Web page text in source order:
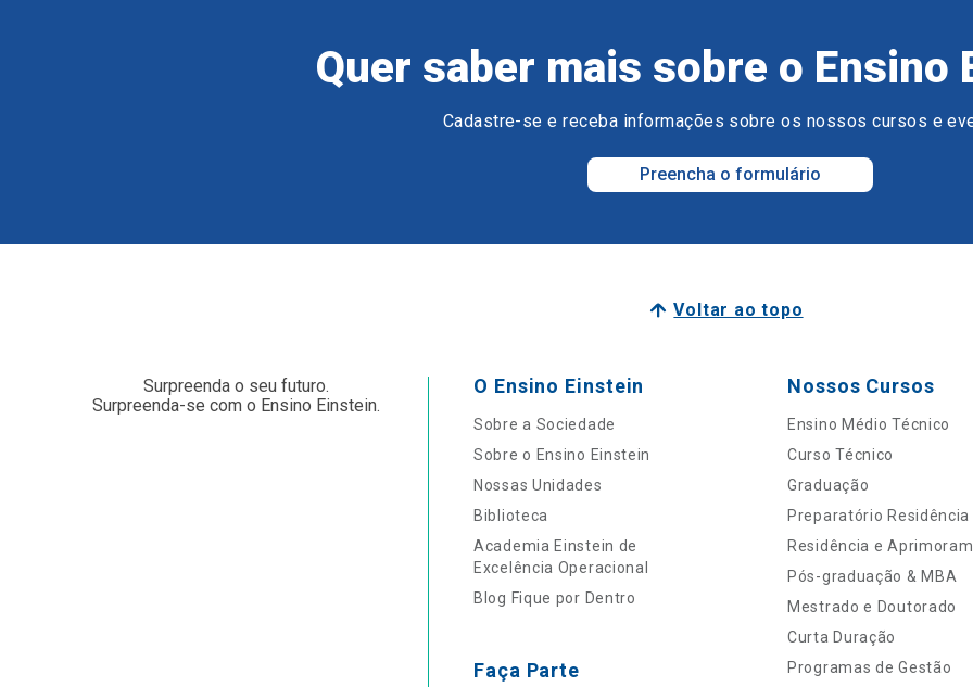
Quer saber mais sobre o Ensino
Cadastre-se e receba informações sobre os nossos cursos e
Preencha o formulário
Voltar ao topo
Surpreenda o seu futuro.
Surpreenda-se com o Ensino Einstein.
O Ensino Einstein
Sobre a Sociedade
Sobre o Ensino Einstein
Nossas Unidades
Biblioteca
Academia Einstein de
Excelência Operacional
Blog Fique por Dentro
Faça Parte
Nossos Cursos
Ensino Médio Técnico
Curso Técnico
Graduação
Preparatório Residência
Residência e
Pós-graduação & MBA
Mestrado e Doutorado
Curta Duração
Programas de Gestão